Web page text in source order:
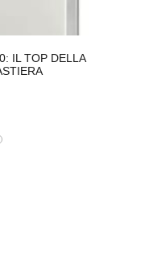
IL TOP DELLA